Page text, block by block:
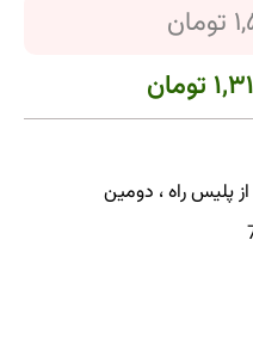
پلیس راه ، دومین